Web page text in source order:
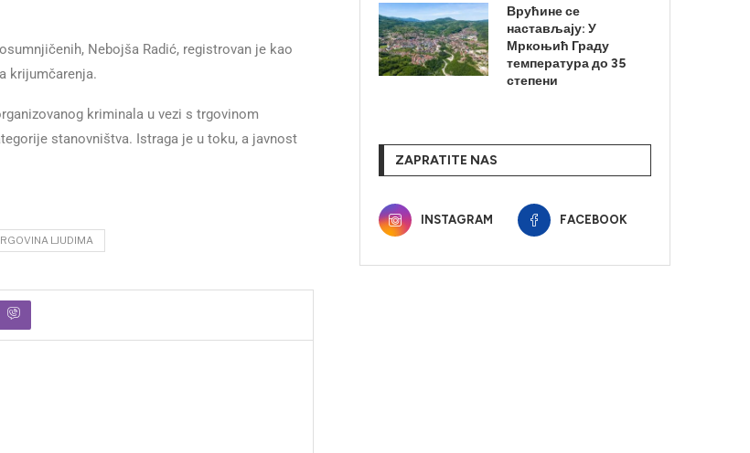
Nebojša Radić, registrovan je kao
krijumčarenja.
kriminala u vezi s trgovinom
stanovništva. Istraga je u toku, a javnost
LJUDIMA
Врућине се
настављају: У
Мркоњић Граду
температура до 35
степени
ZAPRATITE NAS
INSTAGRAM FACEBOOK